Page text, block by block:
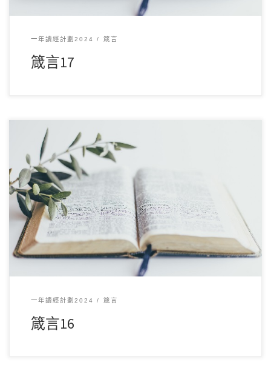
一年讀經計劃2024 箴言
箴言17
12 月162024讀經範圍：箴言16 經文重點： 本章的重點在於強
調順服神和行事智慧的重要性。經文 […]
一年讀經計劃2024 箴言
箴言16